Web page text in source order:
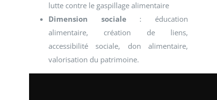
lutte contre le gaspillage alimentaire
Dimension sociale : éducation
alimentaire, création de liens,
accessibilité sociale, don alimentaire,
valorisation du patrimoine.